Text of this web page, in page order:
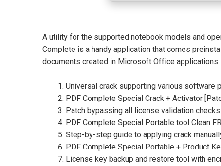
A utility for the supported notebook models and
Complete is a handy application that comes
documents created in Microsoft Office applications.
Universal crack supporting various software
PDF Complete Special Crack + Activator
Patch bypassing all license validation checks
PDF Complete Special Portable tool Clean
Step-by-step guide to applying crack
PDF Complete Special Portable + Product
License key backup and restore tool with